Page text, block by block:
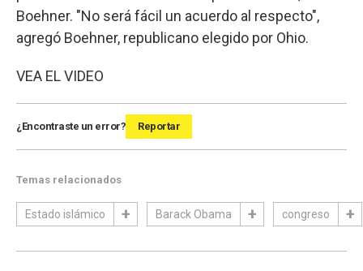
Boehner. "No será fácil un acuerdo al respecto",
agregó Boehner, republicano elegido por Ohio.
VEA EL VIDEO
¿Encontraste un error? Reportar
Temas relacionados
Estado islámico Barack Obama congreso